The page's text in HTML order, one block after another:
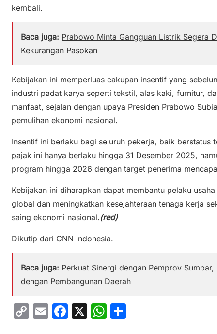
kembali.
Baca juga: Prabowo Minta Gangguan Listrik Segera
Kekurangan Pasokan
Kebijakan ini memperluas cakupan insentif yang
industri padat karya seperti tekstil, alas kaki, furnitur,
manfaat, sejalan dengan upaya Presiden Prabowo
pemulihan ekonomi nasional.
Insentif ini berlaku bagi seluruh pekerja, baik berstatus
pajak ini hanya berlaku hingga 31 Desember 2025,
program hingga 2026 dengan target penerima
Kebijakan ini diharapkan dapat membantu pelaku
global dan meningkatkan kesejahteraan tenaga kerja
saing ekonomi nasional.(red)
Dikutip dari CNN Indonesia.
Baca juga: Perkuat Sinergi dengan Pemprov
dengan Pembangunan Daerah
C
E
F
X
W